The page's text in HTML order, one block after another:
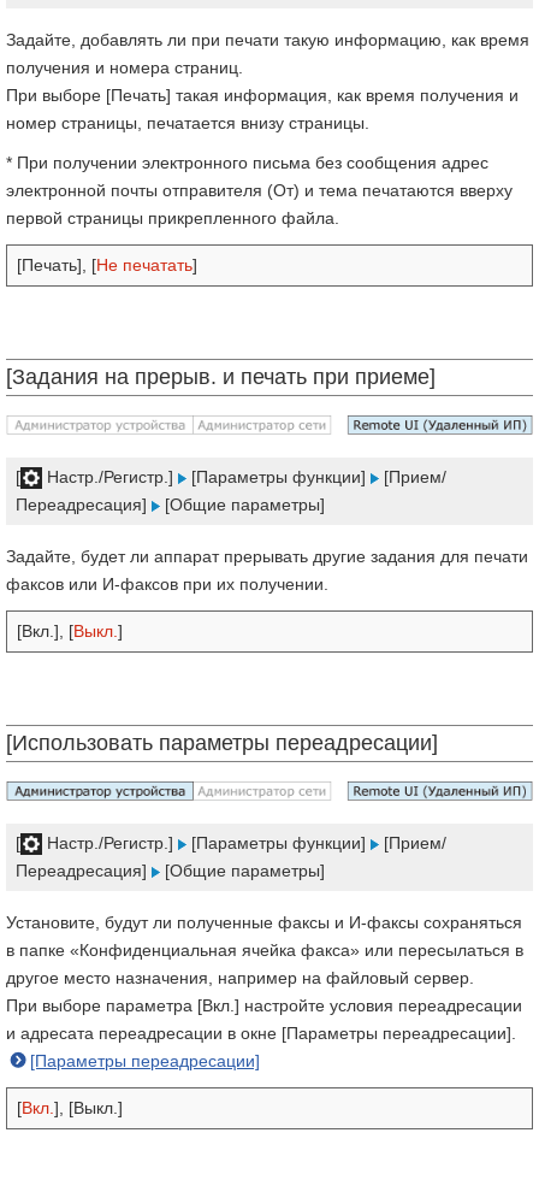
Задайте, добавлять ли при печати такую информацию, как время
получения и номера страниц.
При выборе [Печать] такая информация, как время получения и
номер страницы, печатается внизу страницы.
* При получении электронного письма без сообщения адрес
электронной почты отправителя (От) и тема печатаются вверху
первой страницы прикрепленного файла.
[Печать], [Не печатать]
[Задания на прерыв. и печать при приеме]
[ Настр./Регистр.] [Параметры функции]
[Прием/
Переадресация]
[Общие параметры]
Задайте, будет ли аппарат прерывать другие задания для печати
факсов или И-факсов при их получении.
[Вкл.], [Выкл. ]
[Использовать параметры переадресации]
[ Настр./Регистр.] [Параметры функции]
[Прием/
Переадресация]
[Общие параметры]
Установите, будут ли полученные факсы и И-факсы сохраняться
в папке «Конфиденциальная ячейка факса» или пересылаться в
другое место назначения, например на файловый сервер.
При выборе параметра [Вкл.] настройте условия переадресации
и адресата переадресации в окне [Параметры переадресации].
[Параметры переадресации]
[Вкл. ], [Выкл.]